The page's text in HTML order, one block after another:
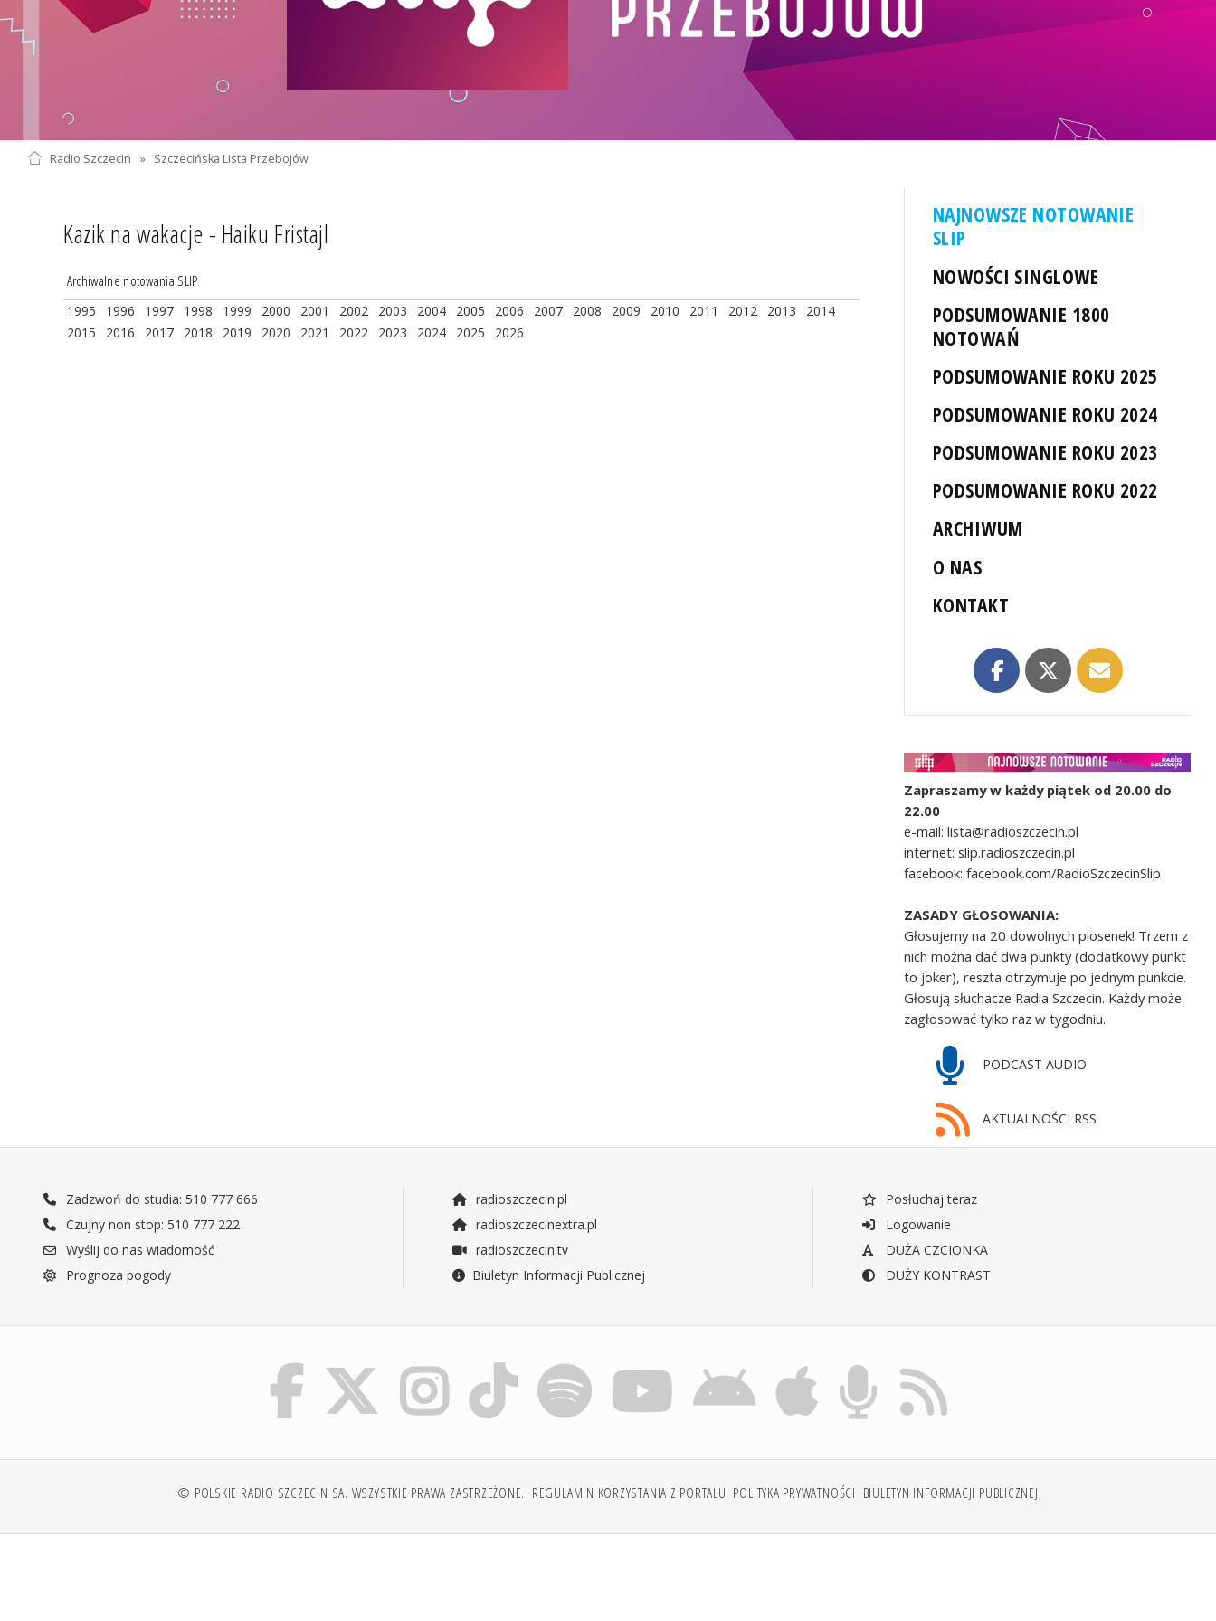
Radio Szczecin » Szczecińska Lista Przebojów
Kazik na wakacje - Haiku Fristajl
Archiwalne notowania SLIP
1995 1996 1997 1998 1999 2000 2001 2002 2003 2004 2005 2006 2007 2008 2009 2010 2011 2012 2013
2014
2015
2016 2017 2018 2019 2020 2021 2022 2023 2024 2025 2026
NAJNOWSZE NOTOWANIE
SLIP
NOWOŚCI SINGLOWE
PODSUMOWANIE 1800
NOTOWAŃ
PODSUMOWANIE ROKU 2025
PODSUMOWANIE ROKU 2024
PODSUMOWANIE ROKU 2023
PODSUMOWANIE ROKU 2022
ARCHIWUM
O NAS
KONTAKT
Zapraszamy w każdy piątek od 20.00 do
22.00
e-mail: lista@radioszczecin.pl
internet: slip.radioszczecin.pl
facebook: facebook.com/RadioSzczecinSlip
ZASADY GŁOSOWANIA:
Głosujemy na 20 dowolnych piosenek! Trzem z
nich można dać dwa punkty (dodatkowy punkt
to joker), reszta otrzymuje po jednym punkcie.
Głosują słuchacze Radia Szczecin. Każdy może
zagłosować tylko raz w tygodniu.
PODCAST AUDIO
AKTUALNOŚCI RSS
Zadzwoń do studia: 510 777 666
Czujny non stop: 510 777 222
Wyślij do nas wiadomość
Prognoza pogody
radioszczecin.pl
radioszczecinextra.pl
radioszczecin.tv
Biuletyn Informacji Publicznej
Posłuchaj teraz
Logowanie
DUŻA CZCIONKA
DUŻY KONTRAST
© POLSKIE RADIO SZCZECIN SA. WSZYSTKIE PRAWA ZASTRZEŻONE. REGULAMIN KORZYSTANIA Z PORTALU POLITYKA PRYWATNOŚCI BIULETYN INFORMACJI PUBLICZNEJ